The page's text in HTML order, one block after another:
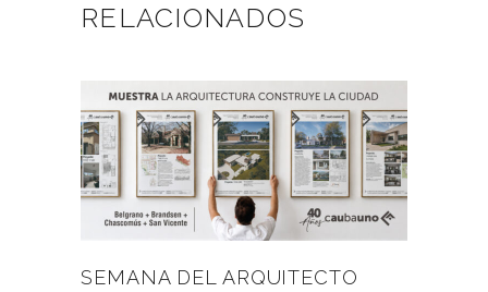
RELACIONADOS
SEMANA DEL ARQUITECTO